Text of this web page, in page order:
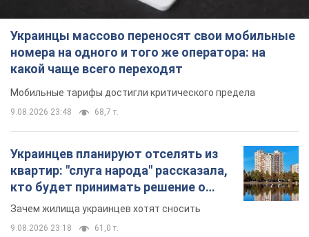
Украинцы массово переносят свои мобильные
номера на одного и того же оператора: на
какой чаще всего переходят
Мобильные тарифы достигли критического предела
9.08.2026 23:48 68,7 т.
Украинцев планируют отселять из
квартир: "слуга народа" рассказала,
кто будет принимать решение о
сносе домов
Зачем жилища украинцев хотят сносить
9.08.2026 23:18 61,0 т.